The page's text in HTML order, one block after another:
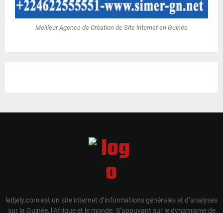
Meilleur Agence de Création de Site Internet en Guinée
ledjely.com est un site internet d’informations générales et d’analyses
sur la Guinée, l’Afrique et le monde. S’appuyant sur le dynamisme de